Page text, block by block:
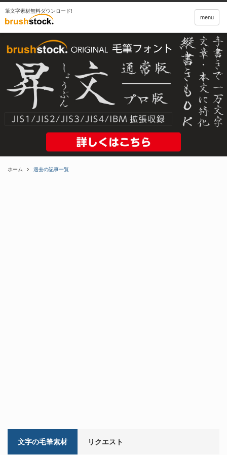
筆文字素材無料ダウンロード!
menu
ホーム 過去の記事一覧
文字の毛筆素材 リクエスト